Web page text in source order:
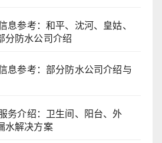
息参考：和平、沈河、皇姑、
分防水公司介绍
息参考：部分防水公司介绍与
务介绍：卫生间、阳台、外
水解决方案